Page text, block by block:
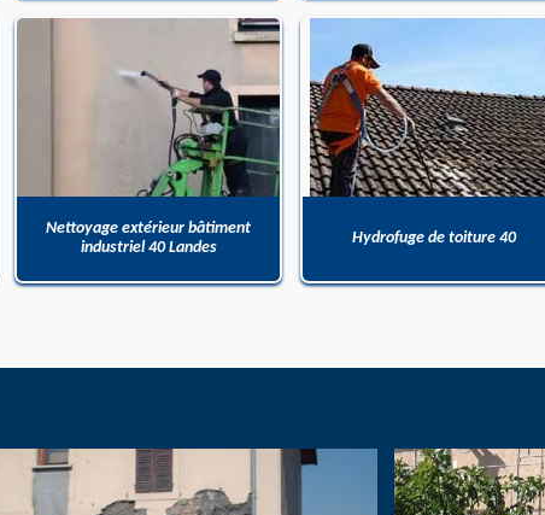
Nettoyage extérieur bâtiment
industriel 40 Landes
Hydrofuge de toiture 40